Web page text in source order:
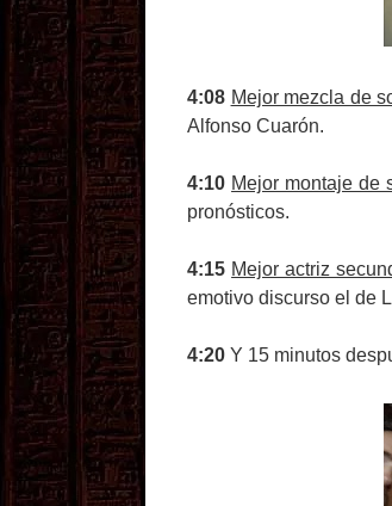
4:08 Mejor mezcla de
Alfonso Cuarón.
4:10 Mejor montaje de
pronósticos.
4:15 Mejor actriz
emotivo discurso el de
4:20 Y 15 minutos